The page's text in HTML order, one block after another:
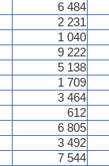
6 484
2 231
1 040
9 222
5 138
1 709
3 464
612
6 805
3 492
7 544